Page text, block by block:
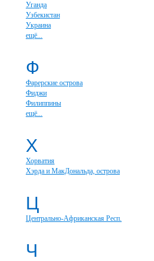
Уганда
Узбекистан
Украина
ещё...
Ф
Фарерские острова
Фиджи
Филиппины
ещё...
Х
Хорватия
Хэрда и МакДональда, острова
Ц
Центрально-Африканская Респ.
Ч